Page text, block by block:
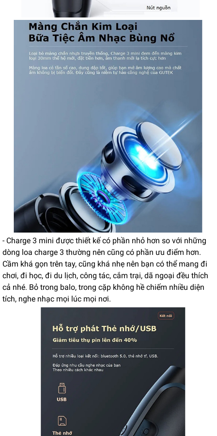
- Charge 3 mini được thiết kế có phần nhỏ hơn so với những
dòng loa charge 3 thường nên cũng có phần ưu điểm hơn.
Cầm khá gọn trên tay, cũng khá nhẹ nên bạn có thể mang đi
chơi, đi học, đi du lịch, công tác, cắm trại, dã ngoại đều thích
cả nhé. Bỏ trong balo, trong cặp không hề chiếm nhiều diện
tích, nghe nhạc mọi lúc mọi nơi.